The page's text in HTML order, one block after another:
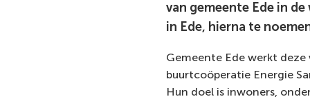
van gemeente Ede in
in Ede, hierna te
Gemeente Ede werkt
buurtcoöperatie Energie
Hun doel is inwoners,